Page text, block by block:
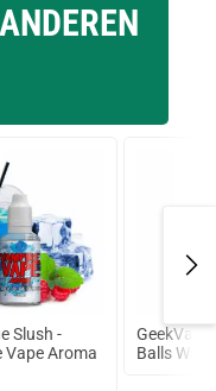
Slush -
Vape Aroma
Balls